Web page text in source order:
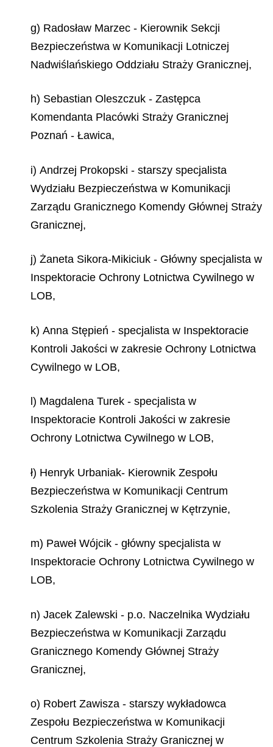
g) Radosław Marzec - Kierownik Sekcji
Bezpieczeństwa w Komunikacji Lotniczej
Nadwiślańskiego Oddziału Straży Granicznej,
h) Sebastian Oleszczuk - Zastępca
Komendanta Placówki Straży Granicznej
Poznań - Ławica,
i) Andrzej Prokopski - starszy specjalista
Wydziału Bezpieczeństwa w Komunikacji
Zarządu Granicznego Komendy Głównej Straży
Granicznej,
j) Żaneta Sikora-Mikiciuk - Główny specjalista w
Inspektoracie Ochrony Lotnictwa Cywilnego w
LOB,
k) Anna Stępień - specjalista w Inspektoracie
Kontroli Jakości w zakresie Ochrony Lotnictwa
Cywilnego w LOB,
l) Magdalena Turek - specjalista w
Inspektoracie Kontroli Jakości w zakresie
Ochrony Lotnictwa Cywilnego w LOB,
ł) Henryk Urbaniak- Kierownik Zespołu
Bezpieczeństwa w Komunikacji Centrum
Szkolenia Straży Granicznej w Kętrzynie,
m) Paweł Wójcik - główny specjalista w
Inspektoracie Ochrony Lotnictwa Cywilnego w
LOB,
n) Jacek Zalewski - p.o. Naczelnika Wydziału
Bezpieczeństwa w Komunikacji Zarządu
Granicznego Komendy Głównej Straży
Granicznej,
o) Robert Zawisza - starszy wykładowca
Zespołu Bezpieczeństwa w Komunikacji
Centrum Szkolenia Straży Granicznej w